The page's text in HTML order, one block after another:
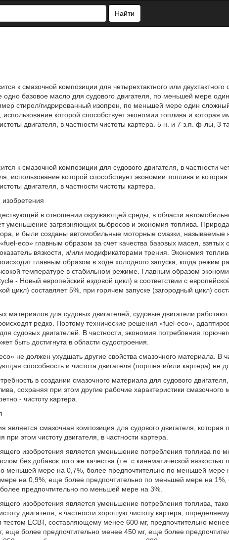
Найти
к смазочной композиции для четырехтактного или двухтактного
базовое масло для судового двигателя, по меньшей мере
стирол/гидрированный изопрен, по меньшей мере один
которой способствует экономии топлива и которая
двигателя, в частности чистоты картера. 5 н. и 7 з.п. ф-лы, 3
к смазочной композиции для судового двигателя, в частности
использование которой способствует экономии топлива и
двигателя, в частности чистоты картера.
в отношении окружающей среды, в области
уменьшение загрязняющих выбросов и экономия топлива.
и были созданы автомобильные моторные смазки, называемые
eco» главным образом за счет качества базовых масел, взятых
вязкости, и/или модификаторами трения. Экономия
главным образом в ходе холодного запуска, когда режим
температуре в стабильном режиме. Главным образом
- Новый европейский ездовой цикл) в соответствии с
цикл) составляет 5%, при горячем запуске (загородный цикл)
материалов для судовых двигателей, судовые двигатели
редко. Поэтому технические решения «fuel-eco»,
судовых двигателей. В частности, экономия потребления
быть достигнута в области судостроения.
не должен ухудшать другие свойства смазочного материала. В
способность и чистота двигателя (поршня и/или картера) не
в создании смазочного материала для судового
сохраняя при этом другие рабочие характеристики смазочного
- чистоту картера.
является смазочная композиция для судового двигателя, которая
при этом чистоту двигателя, в частности картера.
изобретения является уменьшение потребления топлива по
без добавок того же качества (т.е. с кинематической вязкостью
меньшей мере на 0,7%, более предпочтительно по меньшей
на 0,9%, еще более предпочтительно по меньшей мере на
предпочтительно по меньшей мере на 3%.
изобретения является уменьшение потребления топлива,
двигателя, в частности хорошую чистоту картера,
тестом ЕСВТ, составляющему менее 600 мг, предпочтительно
еще более предпочтительно менее 450 мг, еще более